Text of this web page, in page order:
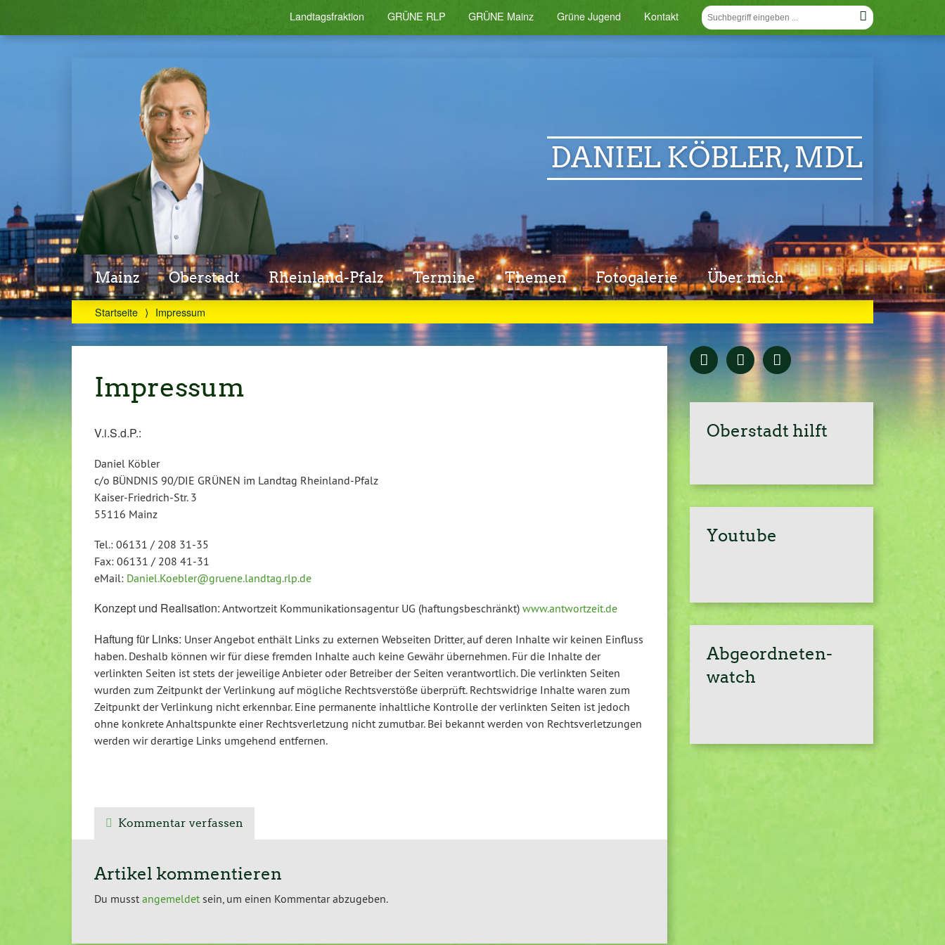
Landtagsfraktion GRÜNE RLP GRÜNE Mainz Grüne Jugend Kontakt
DANIEL KÖBLER, MDL
Mainz Oberstadt Rheinland-Pfalz Termine Themen Fotogalerie Über mich
Startseite ⟩ Impressum
Impressum
V.i.S.d.P.:
Daniel Köbler
c/o BÜNDNIS 90/DIE GRÜNEN im Landtag Rheinland-Pfalz
Kaiser-Friedrich-Str. 3
55116 Mainz
Tel.: 06131 / 208 31-35
Fax: 06131 / 208 41-31
eMail: Daniel.Koebler@gruene.landtag.rlp.de
Konzept und Realisation: Antwortzeit Kommunikationsagentur UG (haftungsbeschränkt) www.antwortzeit.de
Haftung für Links: Unser Angebot enthält Links zu externen Webseiten Dritter, auf deren Inhalte wir keinen Einfluss
haben. Deshalb können wir für diese fremden Inhalte auch keine Gewähr übernehmen. Für die Inhalte der
verlinkten Seiten ist stets der jeweilige Anbieter oder Betreiber der Seiten verantwortlich. Die verlinkten Seiten
wurden zum Zeitpunkt der Verlinkung auf mögliche Rechtsverstöße überprüft. Rechtswidrige Inhalte waren zum
Zeitpunkt der Verlinkung nicht erkennbar. Eine permanente inhaltliche Kontrolle der verlinkten Seiten ist jedoch
ohne konkrete Anhaltspunkte einer Rechtsverletzung nicht zumutbar. Bei bekannt werden von Rechtsverletzungen
werden wir derartige Links umgehend entfernen.
Kommentar verfassen
Artikel kommentieren
Du musst angemeldet sein, um einen Kommentar abzugeben.
Oberstadt hilft
Youtube
Abgeordneten-
watch